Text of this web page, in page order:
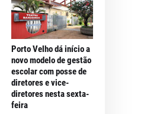
Porto Velho dá início a
novo modelo de gestão
escolar com posse de
diretores e vice-
diretores nesta sexta-
feira